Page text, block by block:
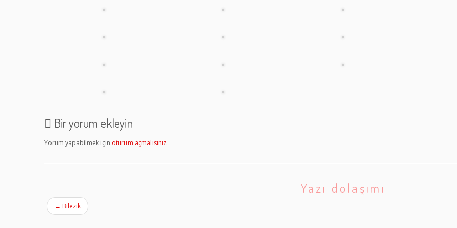
Bir yorum ekleyin
Yorum yapabilmek için oturum açmalısınız.
Yazı dolaşımı
← Bilezik